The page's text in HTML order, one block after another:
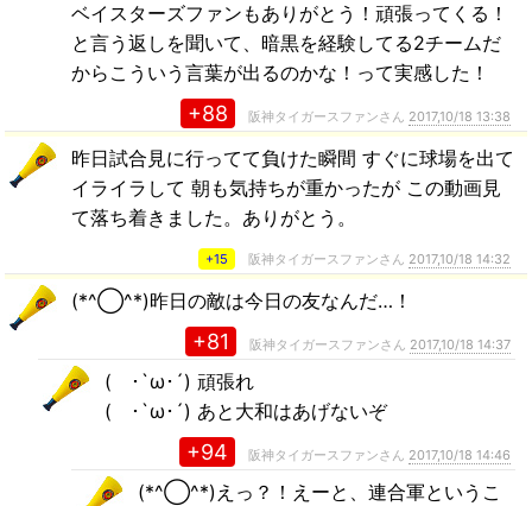
ベイスターズファンもありがとう！頑張ってくる！
と言う返しを聞いて、暗黒を経験してる2チームだ
からこういう言葉が出るのかな！って実感した！
+88 阪神タイガースファンさん 2017,10/18 13:38
昨日試合見に行ってて負けた瞬間 すぐに球場を出て
イライラして 朝も気持ちが重かったが この動画見
て落ち着きました。ありがとう。
+15 阪神タイガースファンさん 2017,10/18 14:32
(*^◯^*)昨日の敵は今日の友なんだ…！
+81 阪神タイガースファンさん 2017,10/18 14:37
( ･`ω･´) 頑張れ
( ･`ω･´) あと大和はあげないぞ
+94 阪神タイガースファンさん 2017,10/18 14:46
(*^◯^*)えっ？！えーと、連合軍というこ